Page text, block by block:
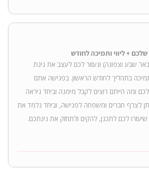
+ ליווי ותמיכה לחודש
שבע וצפונה) ונעזור לכם לעצב את גינת
בתהליך לחודש הראשון. בפגישה אתם
ומה הייתם רוצים לקבל מימנה וביחד ניראה
לצרף חברים ומשפחה לפגישה, וביחד נלמד את
לכם לתכנן, להקים ולתחזק את גינתכם.